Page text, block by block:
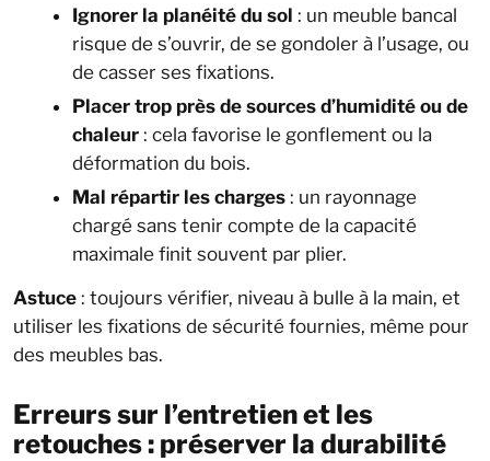
Ignorer la planéité du sol : un meuble bancal
risque de s’ouvrir, de se gondoler à l’usage, ou
de casser ses fixations.
Placer trop près de sources d’humidité ou de
chaleur : cela favorise le gonflement ou la
déformation du bois.
Mal répartir les charges : un rayonnage
chargé sans tenir compte de la capacité
maximale finit souvent par plier.
Astuce : toujours vérifier, niveau à bulle à la main, et
utiliser les fixations de sécurité fournies, même pour
des meubles bas.
Erreurs sur l’entretien et les
retouches : préserver la durabilité